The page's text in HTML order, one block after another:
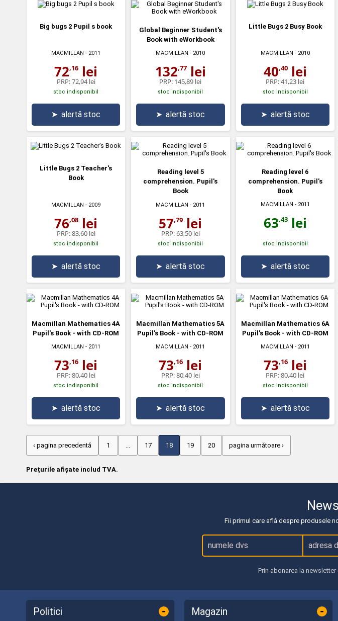
Big bugs 2 Pupil s book
MACMILLAN - 2011
72,16 lei
PRP:72,94 lei
stoc indisponibil
➤ alertă stoc
Global Beginner Student's
Book with eWorkbook
MACMILLAN - 2010
132,77lei
PRP: 145,89 lei
stoc indisponibil
➤ alertă stoc
Little Bugs 2 Busy Book
MACMILLAN - 2010
40,40lei
PRP:41,23 lei
stoc indisponibil
➤ alertă stoc
Little Bugs 2 Teacher's
Book
MACMILLAN - 2009
76,08 lei
PRP:83,60 lei
stoc indisponibil
➤ alertă stoc
Reading level 5
comprehension. Pupil's
Book
MACMILLAN - 2011
57,79 lei
PRP:63,50 lei
stoc indisponibil
➤ alertă stoc
Reading level 6
comprehension. Pupil's
Book
MACMILLAN - 2011
63,43lei
stoc indisponibil
➤ alertă stoc
Macmillan Mathematics 4A
Pupil's Book - with CD-ROM
MACMILLAN - 2011
73,16 lei
PRP:80,40 lei
stoc indisponibil
➤ alertă stoc
Macmillan Mathematics 5A
Pupil's Book - with CD-ROM
MACMILLAN - 2011
73,16 lei
PRP:80,40 lei
stoc indisponibil
➤ alertă stoc
Macmillan Mathematics 6A
Pupil's Book - with CD-ROM
MACMILLAN - 2011
73,16lei
PRP:80,40 lei
stoc indisponibil
➤ alertă stoc
‹ pagina precedentă 1 17 18 19 20 pagina următoare ›
Prețurile afișate includ TVA.
Fii primul care află despre produsele
Prin abonarea la
Politici - Magazin -